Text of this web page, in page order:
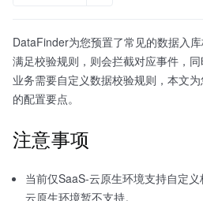
DataFinder为您预置了常见的数据入
满足校验规则，则会拦截对应事件，
业务需要自定义数据校验规则，本文
的配置要点。
注意事项
当前仅SaaS-云原生环境支持自定
云原生环境暂不支持。